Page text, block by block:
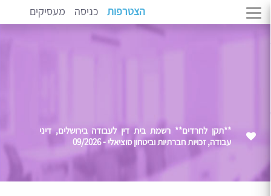
הצטרפות כניסה מעסיקים
**תקן לחרדים** רשמת בית דין לעבודה בירושלים, דיני
עבודה, זכויות חברתיות וביטחון סוציאלי - 09/2026